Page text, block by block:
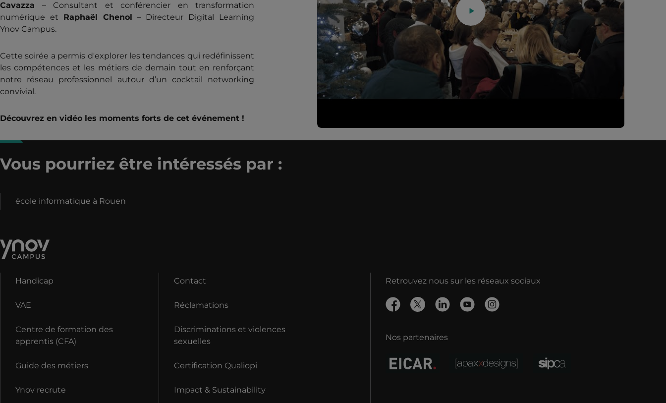
Cavazza – Consultant et conférencier en transformation
numérique et Raphaël Chenol
– Directeur Digital Learning
Ynov Campus.
Cette soirée a permis d'explorer les tendances qui redéfinissent
les compétences et les métiers de demain tout en renforçant
notre réseau professionnel autour d’un cocktail networking
convivial.
Découvrez en vidéo les moments forts de cet événement !
Vous pourriez être intéressés par :
école informatique à Rouen
Handicap
VAE
Centre de formation des
apprentis (CFA)
Guide des métiers
Ynov recrute
Contact
Réclamations
Discriminations et violences
sexuelles
Certification Qualiopi
Impact & Sustainability
Retrouvez nous sur les réseaux sociaux
Nos partenaires